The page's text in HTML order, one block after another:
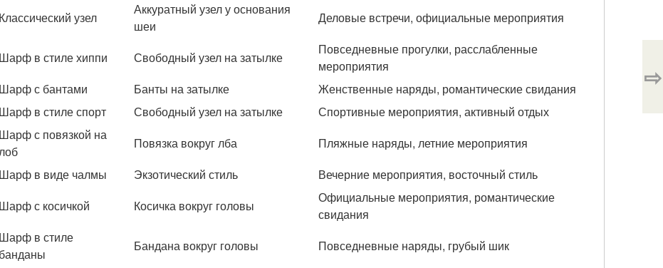
Классический узел
Аккуратный узел у основания
шеи
Деловые встречи, официальные мероприятия
Шарф в стиле хиппи Свободный узел на затылке
Повседневные прогулки, расслабленные
мероприятия
Шарф с бантами
Банты на затылке
Женственные наряды, романтические свидания
Шарф в стиле спорт
Свободный узел на затылке
Спортивные мероприятия, активный отдых
Шарф с повязкой на
Повязка вокруг лба
Пляжные наряды, летние мероприятия
Шарф в виде чалмы
Экзотический стиль
Вечерние мероприятия, восточный стиль
Шарф с косичкой
Косичка вокруг головы
Официальные мероприятия, романтические
свидания
Шарф в стиле
банданы
Бандана вокруг головы
Повседневные наряды, грубый шик
⇨